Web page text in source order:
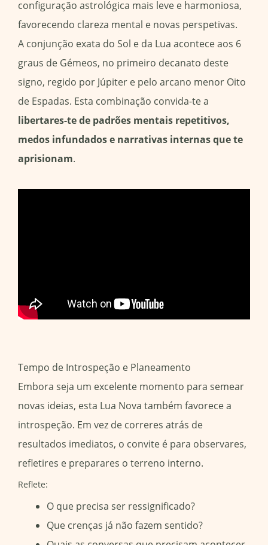
configuração astrológica mais leve e harmoniosa,
favorecendo clareza mental e novas perspetivas.
A conjunção exata do Sol e da Lua acontece aos 6
graus de Gémeos, no primeiro decanato deste
signo, regido por Júpiter e pelo arcano menor Oito
de Espadas. Esta combinação convida-te a
libertares-te de padrões mentais repetitivos,
medos infundados e narrativas internas que te
aprisionam.
Tempo de Introspeção e Planeamento
Embora seja um excelente momento para semear
novas ideias, esta Lua Nova também favorece a
introspeção. Em vez de correres atrás de
resultados imediatos, o convite é para observares,
refletires e preparares o terreno interno.
Reflete:
O que precisa ser ressignificado?
Que crenças já não fazem sentido?